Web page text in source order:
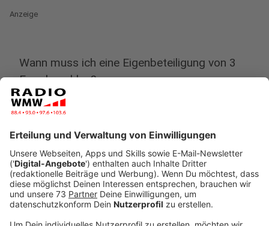
Anzeige
Wann muss ich eine Eigenbeteiligung von 3
Euro bezahlen?
Anzeige
Laut Bundesregierung müssen folgende Personen ab
sofort drei Euro pro "Bürgertest" zahlen
Personen, die am Tag der Testung eine
Veranstaltung in Innenräumen besuchen wollen
(Feier oder Konzert)
Personen, die am Tag der Testung Kontakt zu